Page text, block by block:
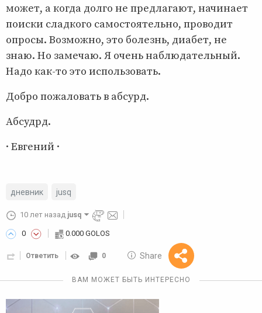
может, а когда долго не предлагают, начинает
поиски сладкого самостоятельно, проводит
опросы. Возможно, это болезнь, диабет, не
знаю. Но замечаю. Я очень наблюдательный.
Надо как-то это использовать.
Добро пожаловать в абсурд.
Абсудрд.
· Евгений ·
дневник jusq
10 лет назад jusq
0 0.000 GOLOS
Ответить 0 Share
Reward
10 GOLOS
ВАМ МОЖЕТ БЫТЬ ИНТЕРЕСНО